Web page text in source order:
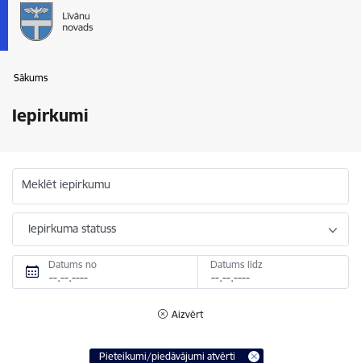
Sākums
Iepirkumi
Meklēt iepirkumu
Iepirkuma statuss
Datums no Datums līdz
Aizvērt
Pieteikumi/piedāvājumi atvērti